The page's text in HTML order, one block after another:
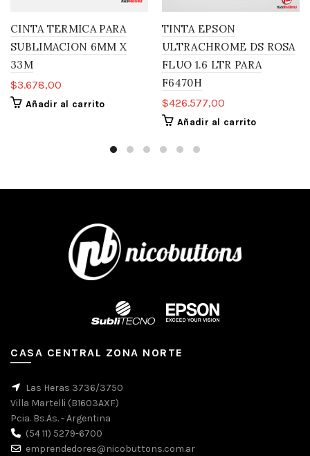
CINTA TERMICA PARA
SUBLIMACION 6MM X
33M
$3.678,00
Añadir al carrito
TINTA EPSON
ULTRACHROME DS ROSA
FLUO 1.6 LTR PARA
F6470H
$426.577,00
Añadir al carrito
CASA CENTRAL ZONA NORTE
Las Heras 3736/3750
Villa Martelli (B1603AXF)
Pcia. Bs.As. - Argentina
(54 11) 5279-6700
emprendedores@nicobuttons.com.ar